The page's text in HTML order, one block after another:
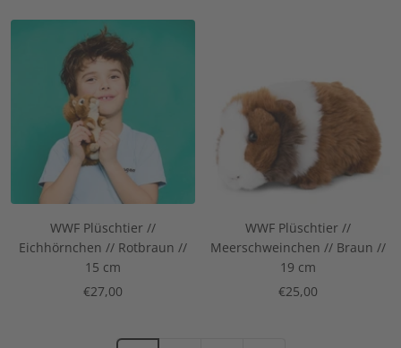
WWF Plüschtier //
Eichhörnchen // Rotbraun //
15 cm
Angebotspreis
€27,00
WWF Plüschtier //
Meerschweinchen // Braun //
19 cm
Angebotspreis
€25,00